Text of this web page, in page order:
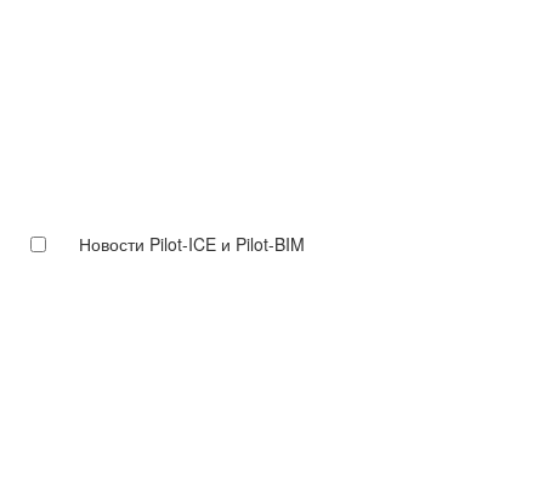
Новости Pilot-ICE и Pilot-BIM